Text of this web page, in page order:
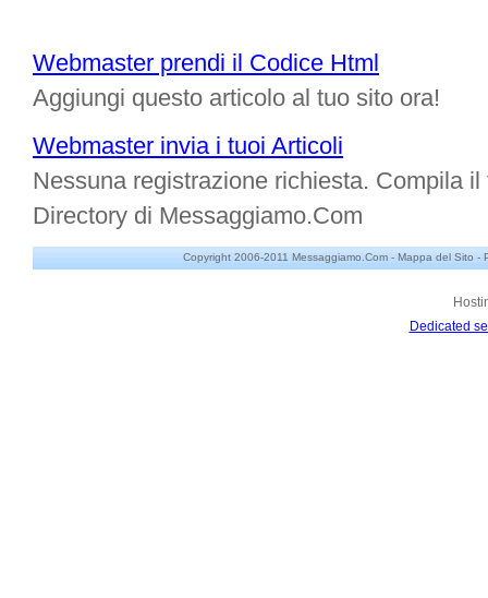
Webmaster prendi il Codice Html
Aggiungi questo articolo al tuo sito ora!
Webmaster invia i tuoi Articoli
Nessuna registrazione richiesta. Compila
Directory di Messaggiamo.Com
Copyright 2006-2011 Messaggiamo.Com - Mappa del Sito -
Dedicated